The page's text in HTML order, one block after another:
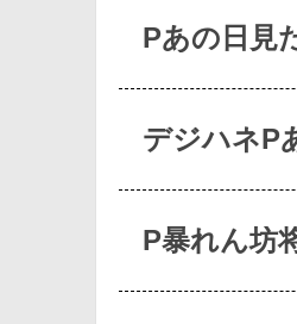
Pあの日見
デジハネP
P暴れん坊